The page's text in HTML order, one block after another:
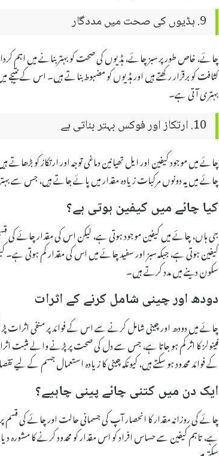
9. ہڈیوں کی صحت میں مددگار
چائے، خاص طور پر سبز چائے، ہڈیوں کی صحت کو بہتر بنانے میں اہم
کثافت کو برقرار رکھتے ہیں اور ہڈیوں کو مضبوط بناتے ہیں۔ اس کے
بہتری آتی ہے۔
10. ارتکاز اور فوکس بہتر بناتی ہے
چائے میں موجود کیفین اور ایل تھیانین دماغی توجہ اور ارتکاز کو بڑھاتے
چائے میں یہ دونوں مرکبات زیادہ مقدار میں پائے جاتے ہیں، جس سے
کیا چائے میں کیفین ہوتی ہے؟
جی ہاں، چائے میں کیفین موجود ہوتی ہے، لیکن اس کی مقدار چائے
کیفین ہوتی ہے، جبکہ سبز اور سفید چائے میں اس کی مقدار کم ہوتی
سکون دینے میں مدد کرتے ہیں۔
دودھ اور چینی شامل کرنے کے اثرات
چائے میں دودھ اور چینی شامل کرنے سے اس کے فوائد پر منفی اثرات
فینولز کا اثر کم ہو جاتا ہے، جس سے دل کی صحت پر پڑنے والے
کے فوائد محدود ہو سکتے ہیں، کیونکہ چینی کا زیادہ استعمال جسم کے
ایک دن میں کتنی چائے پینی چاہیے؟
چائے کی روزانہ مقدار کا انحصار آپ کی جسمانی حالت اور چائے کی
ہے، تاہم کیفین سے حساس افراد کو اس مقدار کو محدود کرنے کا مشورہ